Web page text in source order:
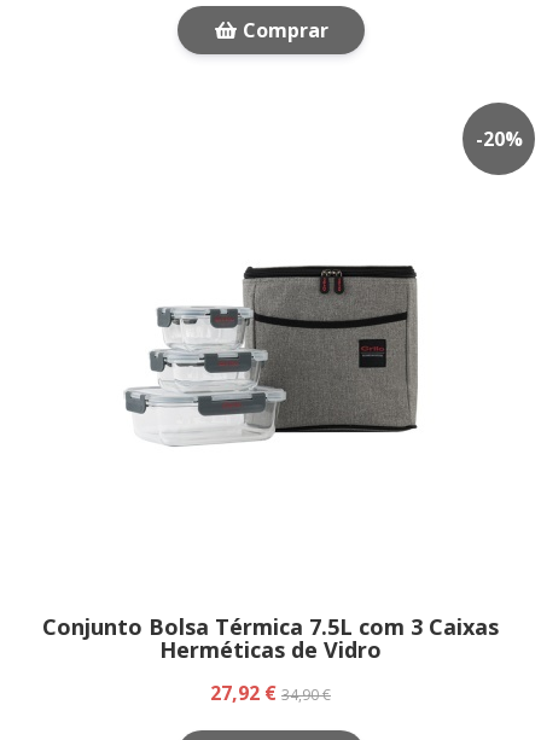
Comprar
-20%
Conjunto Bolsa Térmica 7.5L com 3 Caixas
Herméticas de Vidro
27,92 € 34,90 €